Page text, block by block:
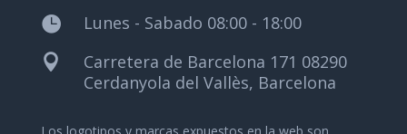
 Lunes - Sabado 08:00 - 18:00

Carretera de Barcelona 171 08290
Cerdanyola del Vallès, Barcelona